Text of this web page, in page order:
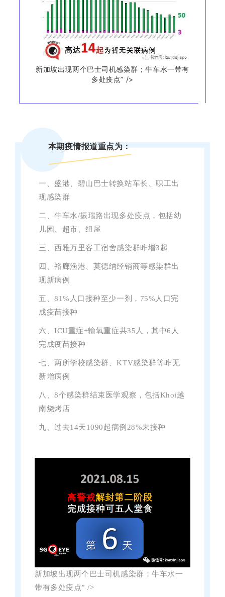
新加坡出现两个巴士司机感染群；牛车水一带有
多处疫点” />
本期疫情报道重点为：
一、 盛港、碧山巴士转换站车长、职工出
现感染群
二、牛车水/振瑞路出现多处疫点，包括幼
儿园、超市、组屋
三、西雅万里客工宿舍感染群昨增3起
四、裕廊渔港、莫德纳经销商等感染群出
现新病例
五、81%人口接种至少一剂，75%人口完
成疫苗接种
六、ICU重症+输氧重症共35人，其中6人
完成疫苗接种
七、两所学校感染群、KTV感染群等昨无
新增病例
八、8个感染群结束医学观察，包括Khoi越
南烧烤店
九、过去14天1090起病例28%未接种
新加坡出现两个巴士司机感染群；牛车水一
带有多处疫点” />